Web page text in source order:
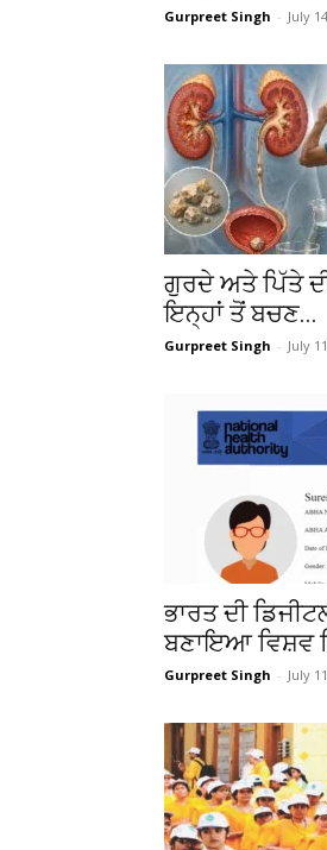
Gurpreet Singh - July
ਗੁਰਦੇ ਅਤੇ ਪਿੱਤੇ
ਇਨ੍ਹਾਂ ਤੋਂ ਬਚਣ...
Gurpreet Singh - July
ਭਾਰਤ ਦੀ
ਬਣਾਇਆ ਵਿਸ਼ਵ
Gurpreet Singh - July